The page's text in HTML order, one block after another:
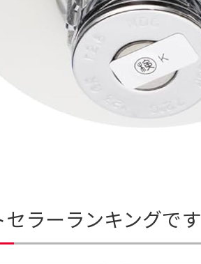
ラーランキングです